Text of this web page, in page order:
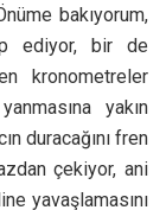
bakıyorum,
ediyor, bir de
kronometreler
yakın
duracağını fren
çekiyor, ani
yavaşlamasını